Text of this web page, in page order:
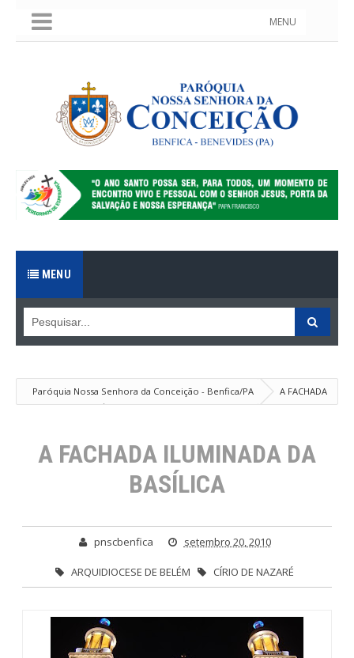
MENU
MENU
Paróquia Nossa Senhora da Conceição - Benfica/PA
A FACHADA
ILUMINADA DA BASÍLICA
A FACHADA ILUMINADA DA
BASÍLICA
pnscbenfica setembro 20, 2010
ARQUIDIOCESE DE BELÉM CÍRIO DE NAZARÉ